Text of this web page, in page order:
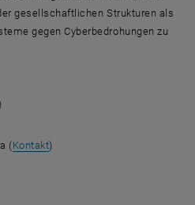
gesellschaftlichen Strukturen als
gegen Cyberbedrohungen zu
(Kontakt)